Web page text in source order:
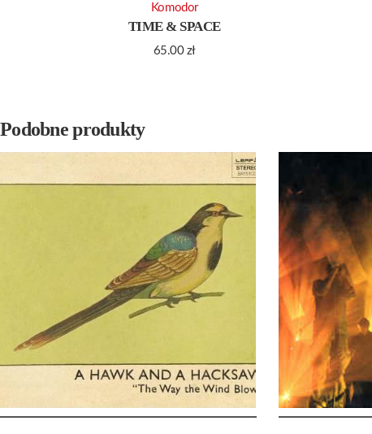
TIME & SPACE
65.00 zł
Komodor
Podobne produkty